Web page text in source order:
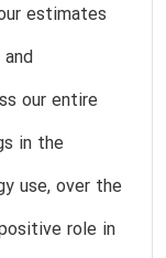
estimates
our entire
in the
use, over the
role in